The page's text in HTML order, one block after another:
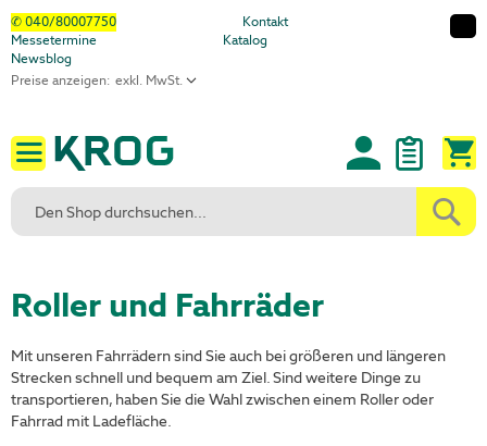
Direkt
zum
Inhalt
✆ 040/80007750
Kontakt
Messetermine
Katalog
Newsblog
Preise anzeigen:
Roller und Fahrräder
Mit unseren Fahrrädern sind Sie auch bei größeren und längeren
Strecken schnell und bequem am Ziel. Sind weitere Dinge zu
transportieren, haben Sie die Wahl zwischen einem Roller oder
Fahrrad mit Ladefläche.